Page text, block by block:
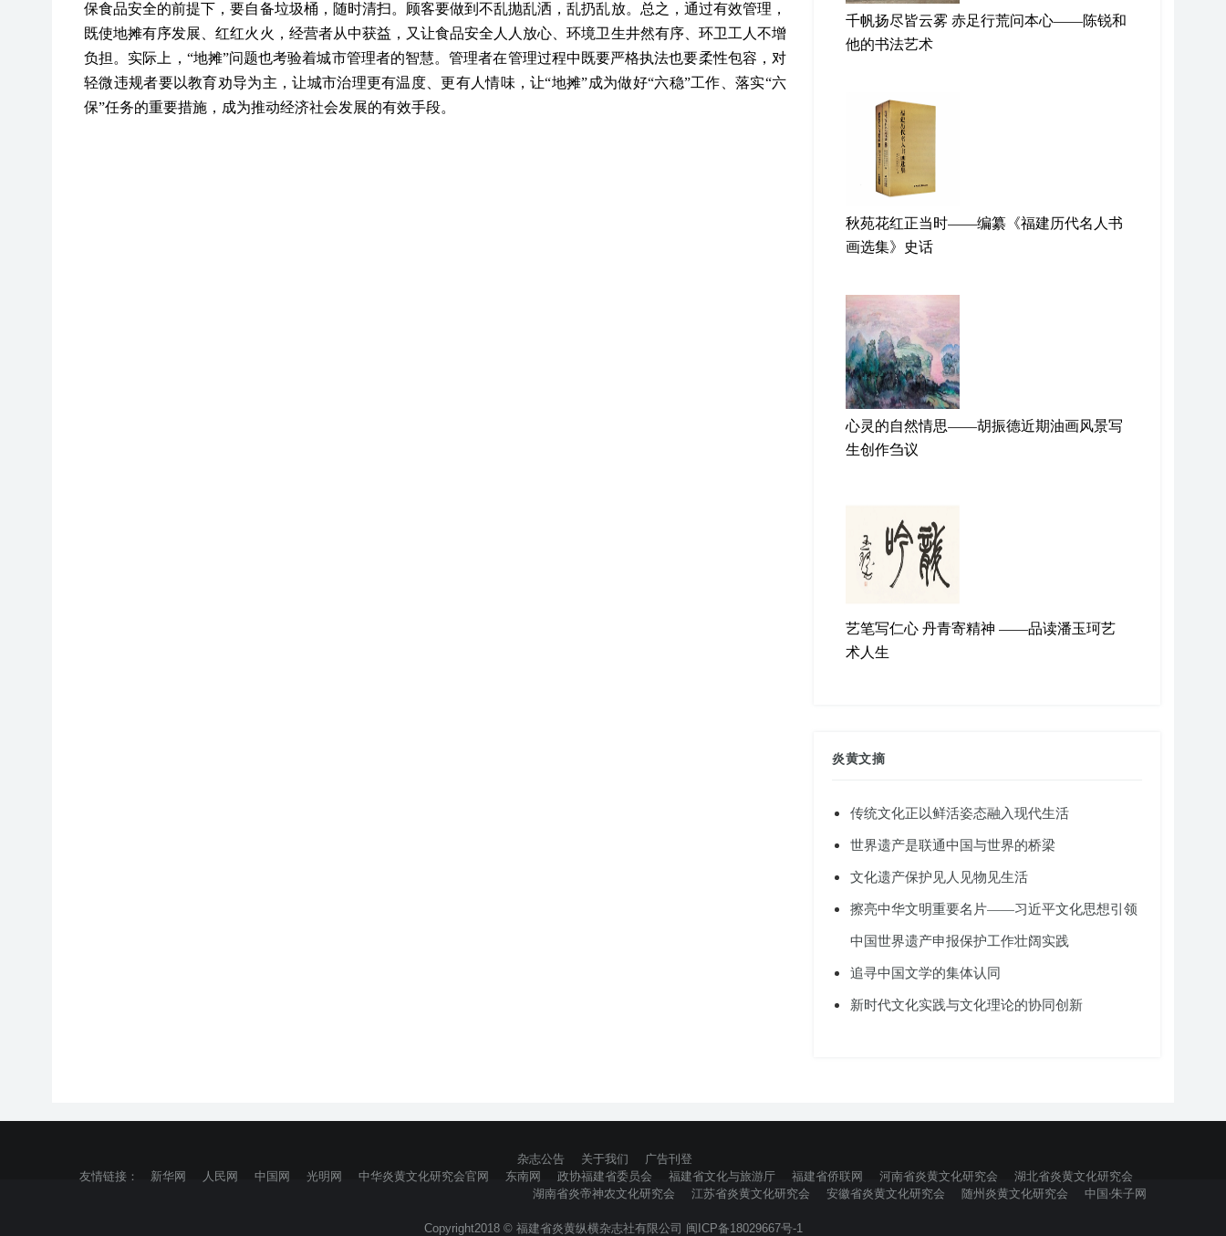
保食品安全的前提下，要自备垃圾桶，随时清扫。顾客要做到不乱抛乱洒，乱扔乱放。总之，通过有效管理，
既使地摊有序发展、红红火火，经营者从中获益，又让食品安全人人放心、环境卫生井然有序、环卫工人不增
负担。实际上，“地摊”问题也考验着城市管理者的智慧。管理者在管理过程中既要严格执法也要柔性包容，对
轻微违规者要以教育劝导为主，让城市治理更有温度、更有人情味，让“地摊”成为做好“六稳”工作、落实“六
保”任务的重要措施，成为推动经济社会发展的有效手段。
千帆扬尽皆云雾 赤足行荒问本心——陈锐和
他的书法艺术
秋苑花红正当时——编纂《福建历代名人书
画选集》史话
心灵的自然情思——胡振德近期油画风景写
生创作刍议
艺笔写仁心 丹青寄精神 ——品读潘玉珂艺
术人生
炎黄文摘
传统文化正以鲜活姿态融入现代生活
世界遗产是联通中国与世界的桥梁
文化遗产保护见人见物见生活
擦亮中华文明重要名片——习近平文化思想引领
中国世界遗产申报保护工作壮阔实践
追寻中国文学的集体认同
新时代文化实践与文化理论的协同创新
杂志公告 关于我们
广告刊登
友情链接：
新华网 人民网 中国网 光明网 中华炎黄文化研究会官网 东南网 政协福建省委员会 福建省文化与旅游厅 福建省侨联网 河南省炎黄文化研究会
湖北省炎黄文化研究会
湖南省炎帝神农文化研究会
江苏省炎黄文化研究会 安徽省炎黄文化研究会 随州炎黄文化研究会 中国·朱子网
Copyright2018 © 福建省炎黄纵横杂志社有限公司 闽ICP备18029667号-1